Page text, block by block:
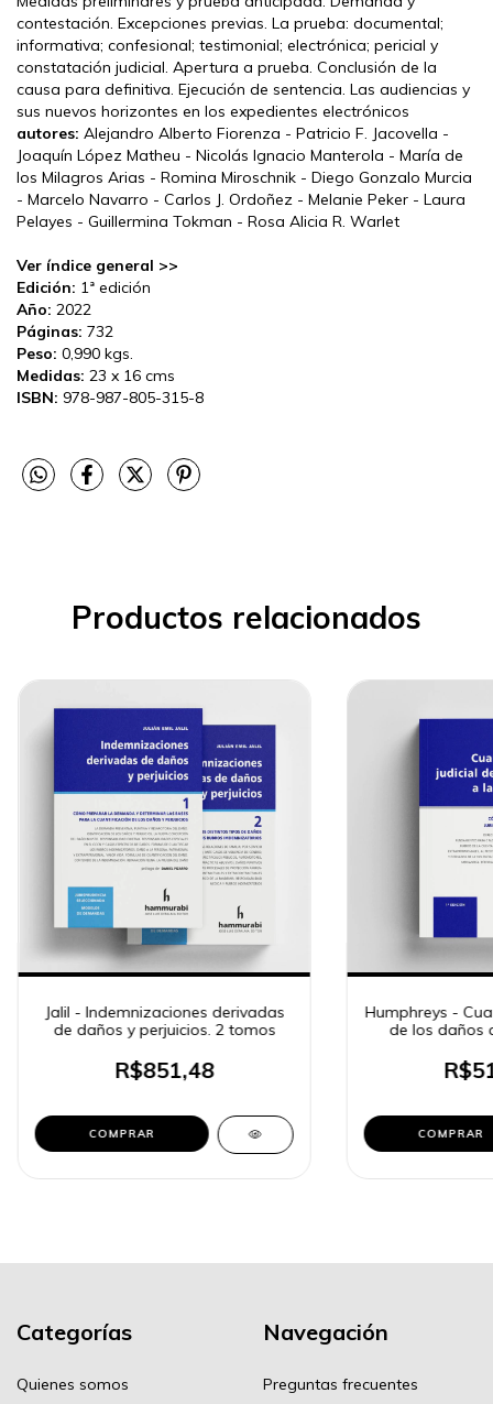
contestación. Excepciones previas. La prueba: documental;
informativa; confesional; testimonial; electrónica; pericial y
constatación judicial. Apertura a prueba. Conclusión de la
causa para definitiva. Ejecución de sentencia. Las audiencias y
sus nuevos horizontes en los expedientes electrónicos
autores: Alejandro Alberto Fiorenza - Patricio F. Jacovella -
Joaquín López Matheu - Nicolás Ignacio Manterola - María de
los Milagros Arias - Romina Miroschnik - Diego Gonzalo Murcia
- Marcelo Navarro - Carlos J. Ordoñez - Melanie Peker - Laura
Pelayes - Guillermina Tokman - Rosa Alicia R. Warlet
Ver índice general >>
Edición: 1ª edición
Año: 2022
Páginas: 732
Peso: 0,990 kgs.
Medidas: 23 x 16 cms
ISBN: 978-987-805-315-8
Productos relacionados
Jalil - Indemnizaciones derivadas
de daños y perjuicios. 2 tomos
R$851,48
COMPRAR
Humphreys -
de los daños
COMPRAR
Categorías
Quienes somos
Navegación
Preguntas frecuentes